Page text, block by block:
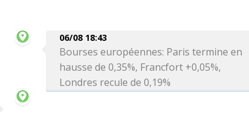
06/08 18:43
Bourses européennes: Paris termine en
hausse de 0,35%, Francfort +0,05%,
Londres recule de 0,19%